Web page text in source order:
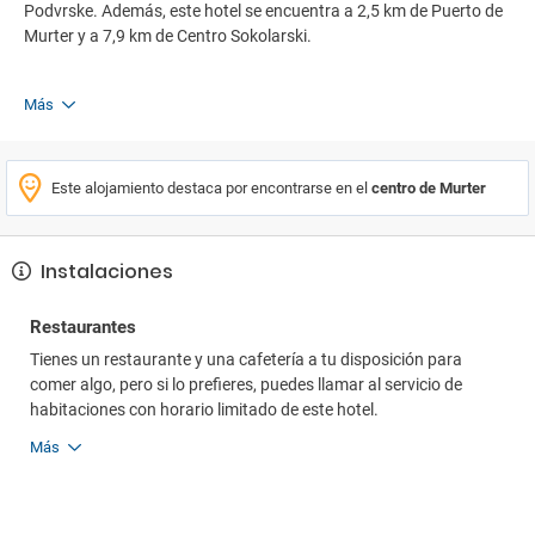
Podvrske. Además, este hotel se encuentra a 2,5 km de Puerto de
Murter y a 7,9 km de Centro Sokolarski.
Más
Este alojamiento destaca por encontrarse en el centro de Murter
Instalaciones
Restaurantes
Tienes un restaurante y una cafetería a tu disposición para
comer algo, pero si lo prefieres, puedes llamar al servicio de
habitaciones con horario limitado de este hotel.
Más